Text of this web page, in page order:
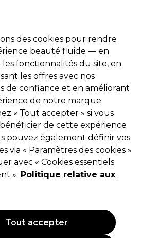
Se connecter
🌟 Coiffure Electro et Matériel
Livraison le lendemain*
du lundi au vendredi
de Travail Beauté Georgia
€
des cookies pour rendre
beauté fluide — en
fonctionnalités du site, en
les offres avec nos
de confiance et en améliorant
de notre marque.
« Tout accepter » si vous
de cette expérience
pouvez également définir vos
via « Paramètres des cookies »
avec « Cookies essentiels
». Politique relative aux
Tout accepter